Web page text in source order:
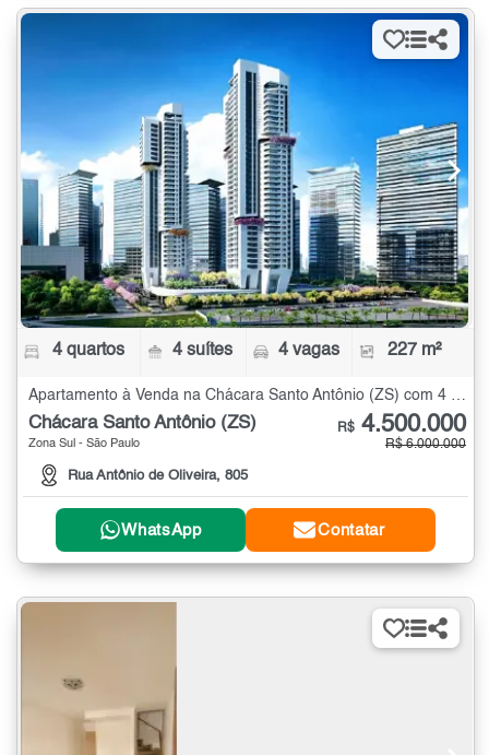
4 quartos 4 suítes 4 vagas 227 m²
Apartamento à Venda na Chácara Santo Antônio (ZS) com 4 quartos - 227 m²
Chácara Santo Antônio (ZS)
Zona Sul - São Paulo
Rua Antônio de Oliveira, 805
R$ 4.500.000
R$ 6.000.000
WhatsApp Contatar